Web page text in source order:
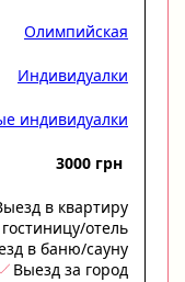
Олимпийская
Индивидуалки
индивидуалки
3000 грн
в квартиру
отель
в баню/сауну
Выезд за город